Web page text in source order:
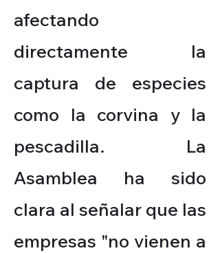
afectando
directamente la
captura de especies
como la corvina y la
pescadilla. La
Asamblea ha sido
clara al señalar que las
empresas "no vienen a